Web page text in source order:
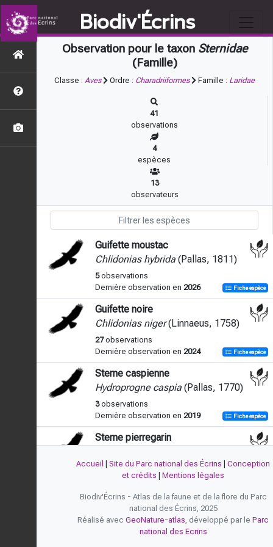
Biodiv'Écrins
Observation pour le taxon Sternidae
(Famille)
Classe : Aves Ordre : Charadriiformes Famille : Laridae
41
observations
4
espèces
13
observateurs
Guifette moustac
Chlidonias hybrida (Pallas, 1811)
5observations
Dernière observation en 2026 Fiche espèce
Guifette noire
Chlidonias niger(Linnaeus, 1758)
27observations
Dernière observation en 2024 Fiche espèce
Sterne caspienne
Hydroprogne caspia (Pallas, 1770)
3observations
Dernière observation en 2019 Fiche espèce
Sterne pierregarin
6observations
Dernière observation en2020
Accueil Site du Parc national des Écrins
Conception
et crédits
Mentions légales
Biodiv'Écrins - Atlas de la faune et de la flore du Parc
national des Écrins, 2025
Réalisé avec GeoNature-atlas, développé par le Parc
national des Ecrins